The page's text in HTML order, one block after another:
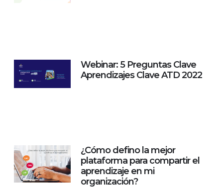
Webinar: 5 Preguntas Clave
Aprendizajes Clave ATD 2022
¿Cómo defino la mejor
plataforma para compartir el
aprendizaje en mi
organización?